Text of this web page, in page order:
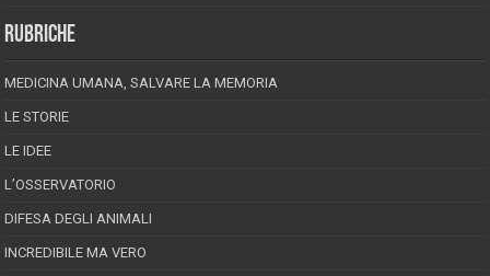
RUBRICHE
MEDICINA UMANA, SALVARE LA MEMORIA
LE STORIE
LE IDEE
L’OSSERVATORIO
DIFESA DEGLI ANIMALI
INCREDIBILE MA VERO